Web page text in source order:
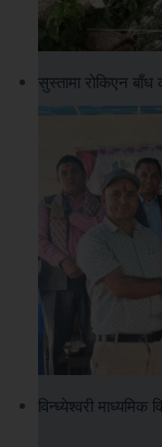
सुस्तामा रोकिएन
विन्ध्येश्वरी माध्यमिक